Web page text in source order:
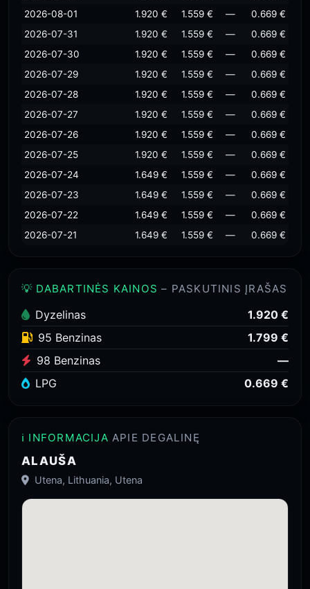
2026-08-01
1.920 € 1.559 € —
0.669 €
2026-07-31
1.920 € 1.559 € —
0.669 €
2026-07-30
1.920 € 1.559 € —
0.669 €
2026-07-29
1.920 € 1.559 € —
0.669 €
2026-07-28
1.920 € 1.559 € —
0.669 €
2026-07-27
1.920 € 1.559 € —
0.669 €
2026-07-26
1.920 € 1.559 € —
0.669 €
2026-07-25
1.920 € 1.559 € —
0.669 €
2026-07-24
1.649 € 1.559 € —
0.669 €
2026-07-23
1.649 € 1.559 € —
0.669 €
2026-07-22
1.649 € 1.559 € —
0.669 €
2026-07-21
1.649 € 1.559 € — 0.669 €
💡 DABARTINĖS KAINOS – PASKUTINIS ĮRAŠAS
Dyzelinas
1.920 €
95 Benzinas
1.799 €
98 Benzinas
—
LPG
0.669 €
ℹ️ INFORMACIJA APIE DEGALINĘ
ALAUŠA
Utena, Lithuania, Utena